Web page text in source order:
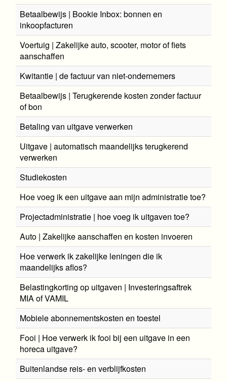
Betaalbewijs | Bookie Inbox: bonnen en
inkoopfacturen
Voertuig | Zakelijke auto, scooter, motor of fiets
aanschaffen
Kwitantie | de factuur van niet-ondernemers
Betaalbewijs | Terugkerende kosten zonder factuur
of bon
Betaling van uitgave verwerken
Uitgave | automatisch maandelijks terugkerend
verwerken
Studiekosten
Hoe voeg ik een uitgave aan mijn administratie toe?
Projectadministratie | hoe voeg ik uitgaven toe?
Auto | Zakelijke aanschaffen en kosten invoeren
Hoe verwerk ik zakelijke leningen die ik
maandelijks aflos?
Belastingkorting op uitgaven | Investeringsaftrek
MIA of VAMIL
Mobiele abonnementskosten en toestel
Fooi | Hoe verwerk ik fooi bij een uitgave in een
horeca uitgave?
Buitenlandse reis- en verblijfkosten